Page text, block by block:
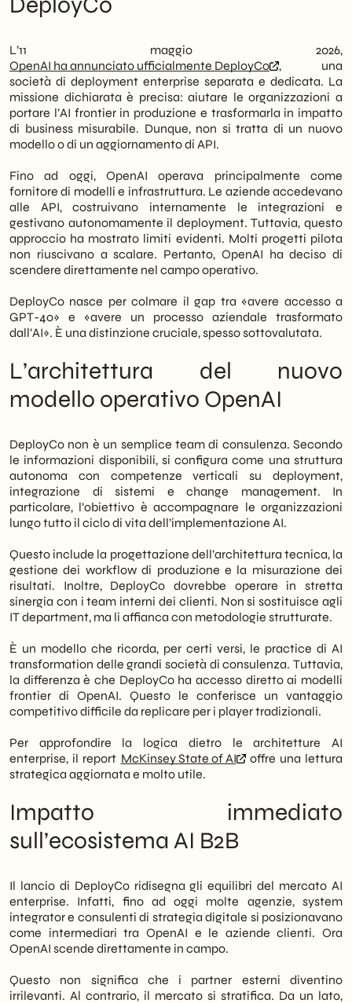
scenario
marketing e contenuti
Prospettive: dove porta questa direzione
nel 2027-2028
modelli AI frontier in produzione reale. Non
tratta, invece, di un cambio di paradigma:
OpenAI smette di essere solo un fornitore di
modelli e diventa un partner operativo per le
organizzazioni che vogliono trasformare l’AI
in impatto di business misurabile.
Pertanto, la domanda per le PMI italiane
non è più «quale modello scegliere», ma
«chi mi aiuta a portarlo in produzione in
modo sostenibile». DeployCo risponde
esattamente a questo vuoto. Tuttavia,
l’offerta è calibrata su grandi organizzazioni
con infrastrutture complesse. Di
conseguenza, le realtà di medie dimensioni
dovranno valutare con attenzione se e
come accedere a questi servizi, anche
tramite partner locali specializzati.
In questo scenario,SHM Studiomonitora
l’evoluzione dell’ecosistema AI per
supportare le PMI italiane nell’adozione
strategica di soluzioni concrete. Infatti, la
distanza tra un modello AI e un risultato di
business dipende quasi sempre dalla qualità
modello stesso. Dunque, capire cosa fa
DeployCo — e cosa non fa — è il primo passo
per prendere decisioni informate.
L’11 maggio 2026,
OpenAI ha annunciato ufficialmente DeployCo
, una
società di deployment enterprise separata e dedicata. La
missione dichiarata è precisa: aiutare le organizzazioni a
portare l’AI frontier in produzione e trasformarla in impatto
di business misurabile. Dunque, non si tratta di un nuovo
modello o di un aggiornamento di API.
Fino ad oggi, OpenAI operava principalmente come
fornitore di modelli e infrastruttura. Le aziende accedevano
alle API, costruivano internamente le integrazioni e
gestivano autonomamente il deployment. Tuttavia, questo
approccio ha mostrato limiti evidenti. Molti progetti pilota
non riuscivano a scalare. Pertanto, OpenAI ha deciso di
scendere direttamente nel campo operativo.
DeployCo nasce per colmare il gap tra «avere accesso a
GPT-4o» e «avere un processo aziendale trasformato
dall’AI». È una distinzione cruciale, spesso sottovalutata.
L’architettura del nuovo
modello operativo OpenAI
DeployCo non è un semplice team di consulenza. Secondo
le informazioni disponibili, si configura come una struttura
autonoma con competenze verticali su deployment,
integrazione di sistemi e change management. In
particolare, l’obiettivo è accompagnare le organizzazioni
lungo tutto il ciclo di vita dell’implementazione AI.
Questo include la progettazione dell’architettura tecnica, la
gestione dei workflow di produzione e la misurazione dei
risultati. Inoltre, DeployCo dovrebbe operare in stretta
sinergia con i team interni dei clienti. Non si sostituisce agli
IT department, ma li affianca con metodologie strutturate.
È un modello che ricorda, per certi versi, le practice di AI
transformation delle grandi società di consulenza. Tuttavia,
la differenza è che DeployCo ha accesso diretto ai modelli
frontier di OpenAI. Questo le conferisce un vantaggio
competitivo difficile da replicare per i player tradizionali.
Per approfondire la logica dietro le architetture AI
enterprise, il report McKinsey State of AI
offre una lettura
strategica aggiornata e molto utile.
Impatto immediato
sull’ecosistema AI B2B
Il lancio di DeployCo ridisegna gli equilibri del mercato AI
enterprise. Infatti, fino ad oggi molte agenzie, system
integrator e consulenti di strategia digitale si posizionavano
come intermediari tra OpenAI e le aziende clienti. Ora
OpenAI scende direttamente in campo.
Questo non significa che i partner esterni diventino
irrilevanti. Al contrario, il mercato si stratifica. Da un lato,